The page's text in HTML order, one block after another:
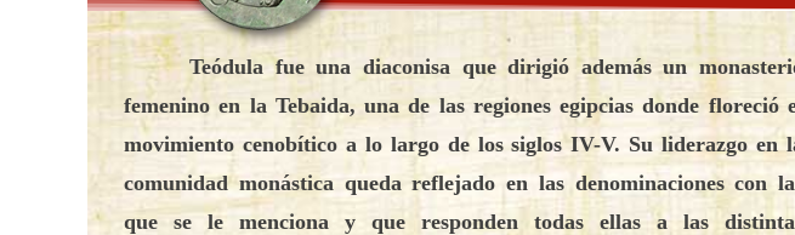
Teódula fue una diaconisa que dirigió además un
femenino en la Tebaida, una de las regiones egipcias donde floreció
movimiento cenobítico a lo largo de los siglos IV-V. Su liderazgo en
comunidad monástica queda reflejado en las denominaciones con
que se le menciona y que responden todas ellas a las